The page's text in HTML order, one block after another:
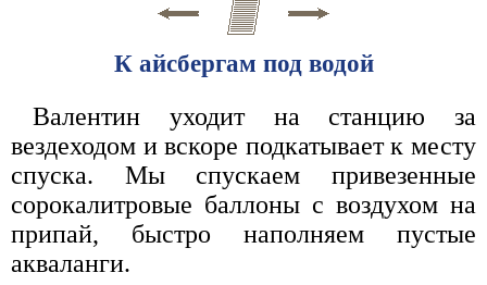
К айсбергам под водой
Валентин уходит на станцию за
вездеходом и вскоре подкатывает к месту
спуска. Мы спускаем привезенные
сорокалитровые баллоны с воздухом на
припай, быстро наполняем пустые
акваланги.